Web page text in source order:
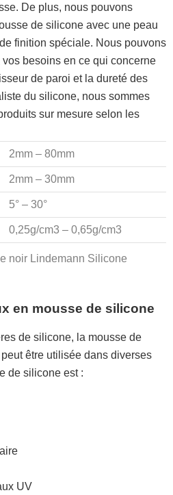
De plus, nous pouvons
de silicone avec une peau
finition spéciale. Nous pouvons
besoins en ce qui concerne
de paroi et la dureté des
du silicone, nous sommes
sur mesure selon les
2mm – 80mm
2mm – 30mm
5° – 30°
0,25g/cm3 – 0,65g/cm3
en mousse de silicone
de silicone, la mousse de
être utilisée dans diverses
de silicone est :
UV